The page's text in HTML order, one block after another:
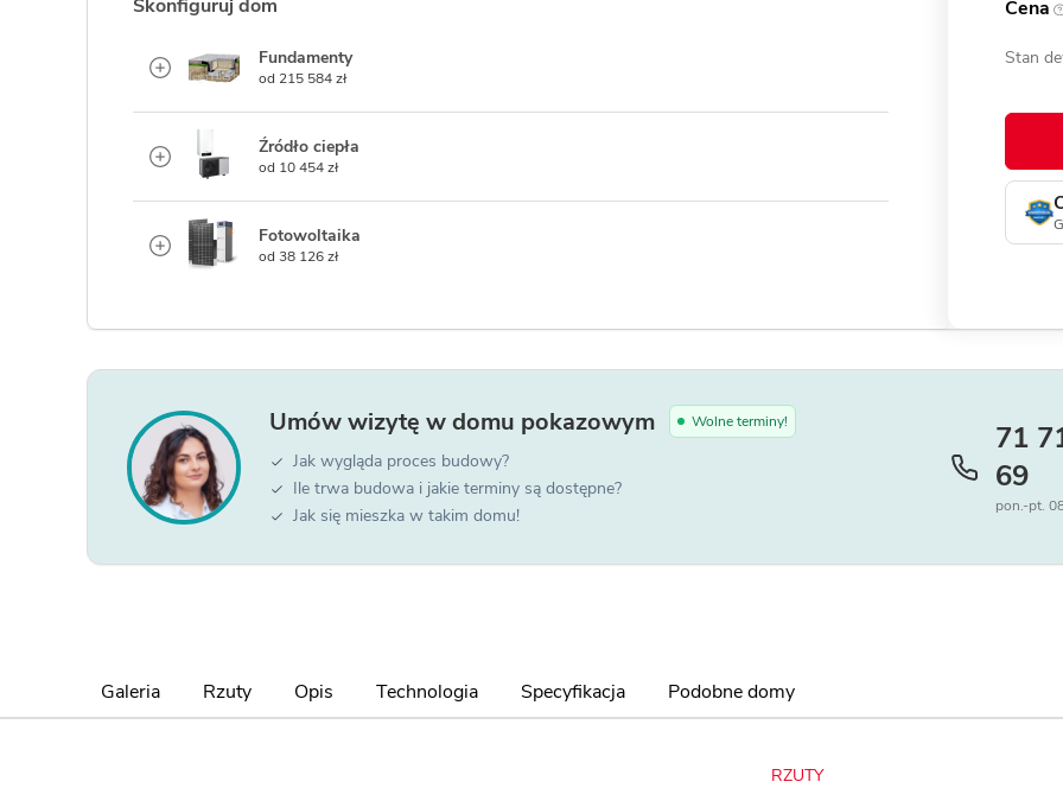
Cena
Stan
Skonfiguruj dom
Fundamenty
od 215 584 zł
Źródło ciepła
od 10 454 zł
Fotowoltaika
od 38 126 zł
Wolne terminy!
Umów wizytę wdomu pokazowym
Jak wygląda proces budowy?
Ile trwa budowa i jakie terminy są dostępne?
Jak się mieszka w takim domu!
71
69
pon.-pt.
Galeria Rzuty Opis Technologia Specyfikacja Podobne domy
RZUTY